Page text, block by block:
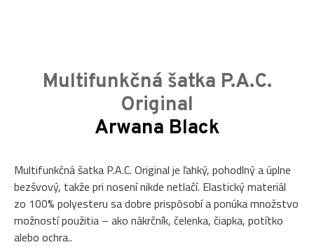
Multifunkčná šatka P.A.C.
Original
Arwana Black
Multifunkčná šatka P.A.C. Original je ľahký, pohodlný a úplne
bezšvový, takže pri nosení nikde netlačí. Elastický materiál
zo 100% polyesteru sa dobre prispôsobí a ponúka množstvo
možností použitia – ako nákrčník, čelenka, čiapka, potítko
alebo ochra..